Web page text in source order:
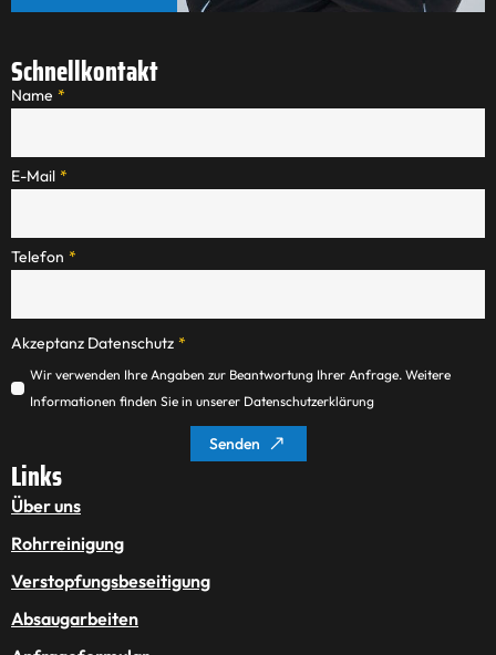
Schnellkontakt
Name *
E-Mail *
Telefon *
Akzeptanz Datenschutz *
Wir verwenden Ihre Angaben zur Beantwortung Ihrer Anfrage. Weitere
Informationen finden Sie in unserer Datenschutzerklärung
Senden
Links
Über uns
Rohrreinigung
Verstopfungsbeseitigung
Absaugarbeiten